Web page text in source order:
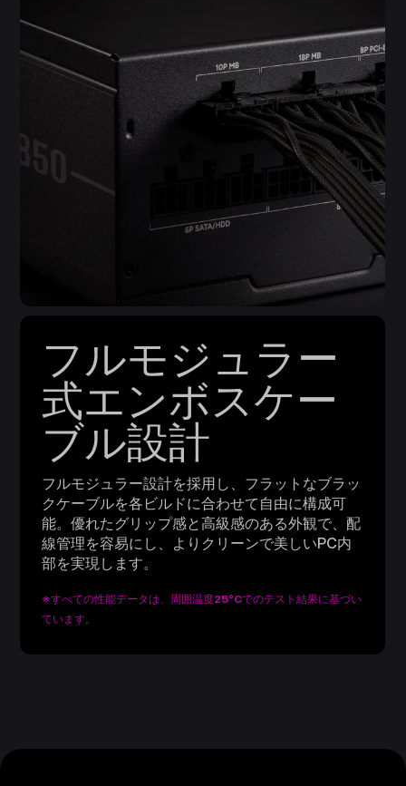
フルモジュラー
式エンボスケー
ブル設計
フルモジュラー設計を採用し、フラットなブラッ
クケーブルを各ビルドに合わせて自由に構成可
能。優れたグリップ感と高級感のある外観で、配
線管理を容易にし、よりクリーンで美しいPC内
部を実現します。
※すべての性能データは、周囲温度25°Cでのテスト結果に基づい
ています。